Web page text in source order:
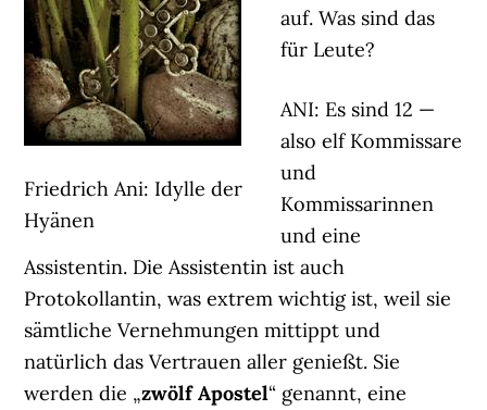
Friedrich Ani: Idylle der
Hyänen
auf. Was sind das
für Leute?
ANI: Es sind 12 —
also elf Kommissare
und
Kommissarinnen
und eine
Assistentin. Die Assistentin ist auch
Protokollantin, was extrem wichtig ist, weil sie
sämtliche Vernehmungen mittippt und
natürlich das Vertrauen aller genießt. Sie
werden die „zwölf Apostel“ genannt, eine